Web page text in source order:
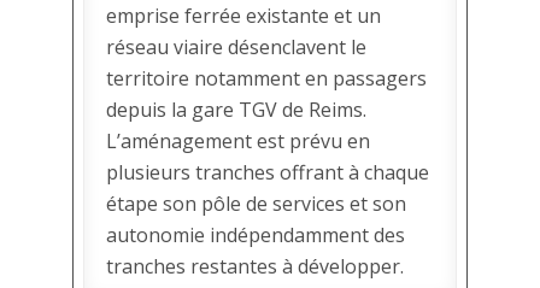
emprise ferrée existante et un
réseau viaire désenclavent le
territoire notamment en passagers
depuis la gare TGV de Reims.
L’aménagement est prévu en
plusieurs tranches offrant à chaque
étape son pôle de services et son
autonomie indépendamment des
tranches restantes à développer.